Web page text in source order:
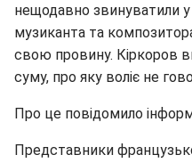
нещодавно звинуватили у
музиканта та
свою провину. Кіркоров
суму, про яку воліє не
Про це повідомило
Представники